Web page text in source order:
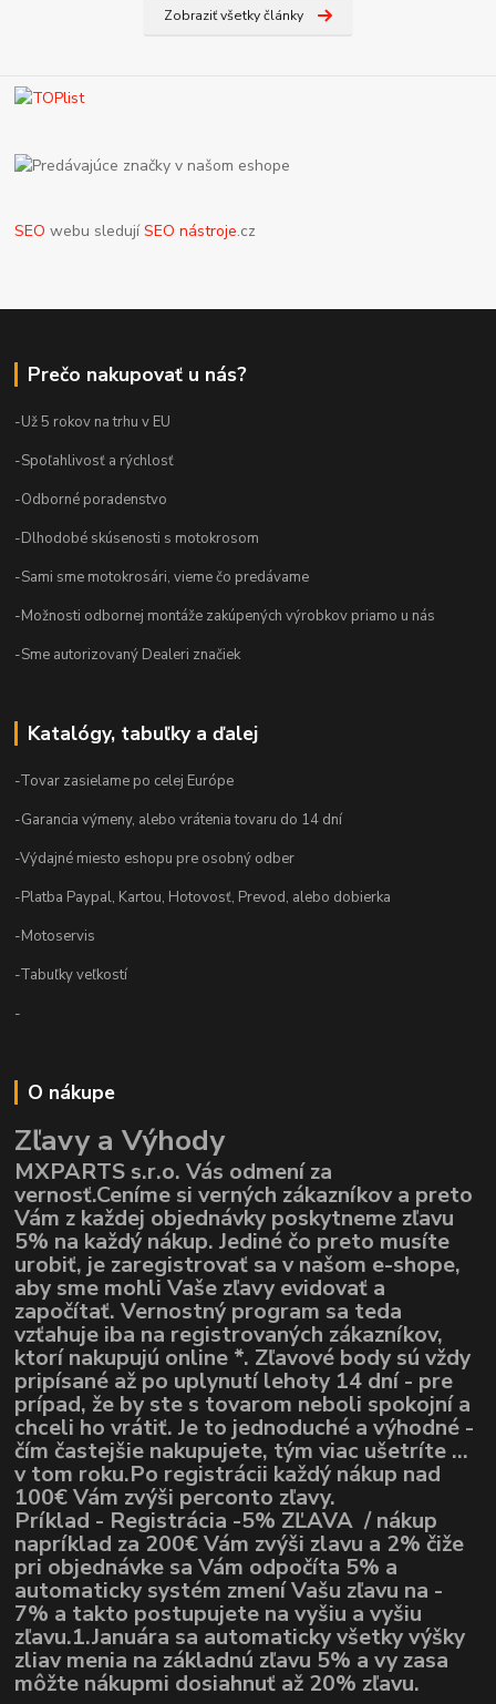
Zobraziť všetky články
SEO webu sledujíSEO nástroje.cz
Prečo nakupovať u nás?
-Už 5 rokov na trhu v EU
-Spoľahlivosť a rýchlosť
-Odborné poradenstvo
-Dlhodobé skúsenosti s motokrosom
-Sami sme motokrosári, vieme čo predávame
-Možnosti odbornej montáže zakúpených výrobkov priamo u nás
-Sme autorizovaný Dealeri značiek
Katalógy, tabuľky a ďalej
-Tovar zasielame po celej Európe
-Garancia výmeny, alebo vrátenia tovaru do 14 dní
-Výdajné miesto eshopu pre osobný odber
-Platba Paypal, Kartou, Hotovosť, Prevod, alebo dobierka
-Motoservis
-Tabuľky veľkostí
-
O nákupe
Zľavy a Výhody
MXPARTS s.r.o. Vás odmení za
vernosť.Ceníme si verných zákazníkov a preto
Vám z každej objednávky poskytneme zľavu
5% na každý nákup. Jediné čo preto musíte
urobiť, je zaregistrovať sa v našom e-shope,
aby sme mohli Vaše zľavy evidovať a
započítať. Vernostný program sa teda
vzťahuje iba na registrovaných zákazníkov,
ktorí nakupujú online *. Zľavové body sú vždy
pripísané až po uplynutí lehoty 14 dní - pre
prípad, že by ste s tovarom neboli spokojní a
chceli ho vrátiť. Je to jednoduché a výhodné -
čím častejšie nakupujete, tým viac ušetríte ...
v tom roku.Po registrácii každý nákup nad
100€ Vám zvýši perconto zľavy.
Príklad - Registrácia -5% ZĽAVA / nákup
napríklad za 200€ Vám zvýši zlavu a 2% čiže
pri objednávke sa Vám odpočíta 5% a
automaticky systém zmení Vašu zľavu na -
7% a takto postupujete na vyšiu a vyšiu
zľavu.1.Januára sa automaticky všetky výšky
zliav menia na základnú zľavu 5% a vy zasa
môžte nákupmi dosiahnuť až 20% zľavu.